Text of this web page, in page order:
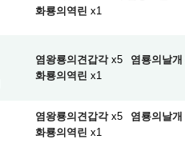
화룡의역린 x1
염왕룡의견갑각x5 염룡의날개
화룡의역린 x1
염왕룡의견갑각x5 염룡의날개
화룡의역린 x1